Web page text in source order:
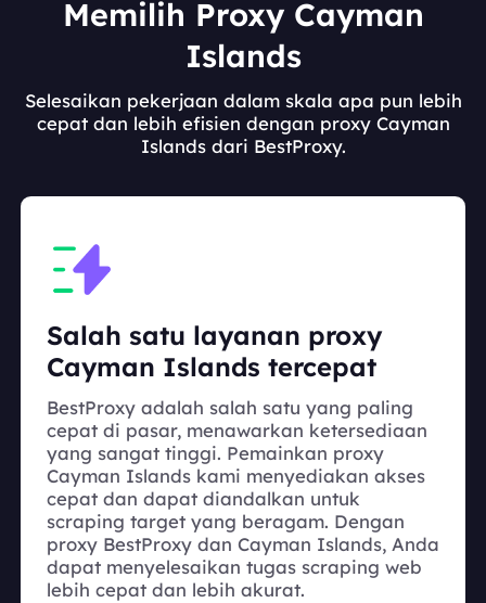
Memilih Proxy Cayman
Islands
Selesaikan pekerjaan dalam skala apa pun lebih
cepat dan lebih efisien dengan proxy Cayman
Islands dari BestProxy.
Salah satu layanan proxy
Cayman Islands tercepat
BestProxy adalah salah satu yang paling
cepat di pasar, menawarkan ketersediaan
yang sangat tinggi. Pemainkan proxy
Cayman Islands kami menyediakan akses
cepat dan dapat diandalkan untuk
scraping target yang beragam. Dengan
proxy BestProxy dan Cayman Islands, Anda
dapat menyelesaikan tugas scraping web
lebih cepat dan lebih akurat.